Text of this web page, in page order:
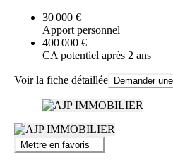
30 000 €
Apport personnel
400 000 €
CA potentiel après 2 ans
Voir la fiche détaillée Demander
Mettre en favoris